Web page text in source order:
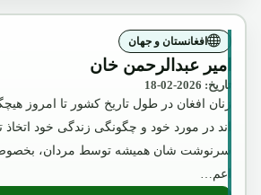
افغانستان و جهان
امیر عبدالرحمن خان
تاریخ: 2026-02-18
زنان افغان در طول تاریخ کشور تا امروز
اند در مورد خود و چگونگی زندگی خود اتخاذ
سرنوشت شان همیشه توسط مردان،
اعم…